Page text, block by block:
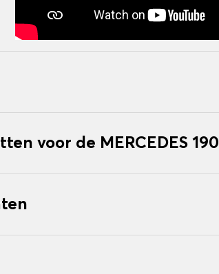
voor de MERCEDES 190